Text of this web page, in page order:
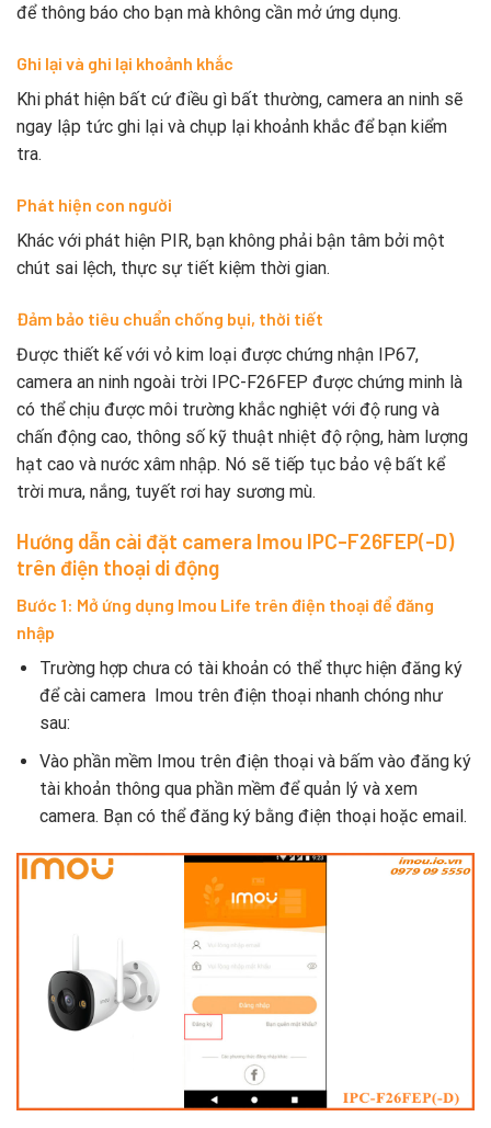
để thông báo cho bạn mà không cần mở ứng dụng.
Ghi lại và ghi lại khoảnh khắc
Khi phát hiện bất cứ điều gì bất thường, camera an ninh sẽ
ngay lập tức ghi lại và chụp lại khoảnh khắc để bạn kiểm
tra.
Phát hiện con người
Khác với phát hiện PIR, bạn không phải bận tâm bởi một
chút sai lệch, thực sự tiết kiệm thời gian.
Đảm bảo tiêu chuẩn chống bụi, thời tiết
Được thiết kế với vỏ kim loại được chứng nhận IP67,
camera an ninh ngoài trời IPC-F26FEP được chứng minh là
có thể chịu được môi trường khắc nghiệt với độ rung và
chấn động cao, thông số kỹ thuật nhiệt độ rộng, hàm lượng
hạt cao và nước xâm nhập. Nó sẽ tiếp tục bảo vệ bất kể
trời mưa, nắng, tuyết rơi hay sương mù.
Hướng dẫn cài đặt camera Imou IPC-F26FEP(-D)
trên điện thoại di động
Bước 1: Mở ứng dụng Imou Life trên điện thoại để đăng
nhập
Trường hợp chưa có tài khoản có thể thực hiện đăng ký
để cài camera Imou trên điện thoại nhanh chóng như
sau:
Vào phần mềm Imou trên điện thoại và bấm vào đăng ký
tài khoản thông qua phần mềm để quản lý và xem
camera. Bạn có thể đăng ký bằng điện thoại hoặc email.